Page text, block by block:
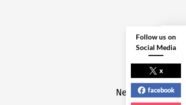
Next NEXT POST
Follow us on
Social Media
x
facebook